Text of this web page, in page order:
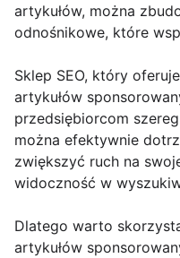
artykułów, można
odnośnikowe, które
Sklep SEO, który
artykułów
przedsiębiorcom
można efektywnie
zwiększyć ruch na
widoczność w
Dlatego warto
artykułów